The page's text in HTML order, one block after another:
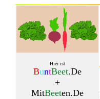
Hier ist
BuntBeet.De
+
MitBeeten.De